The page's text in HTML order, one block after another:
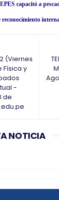
(Viernes
Física y
-
de
NOTICIA